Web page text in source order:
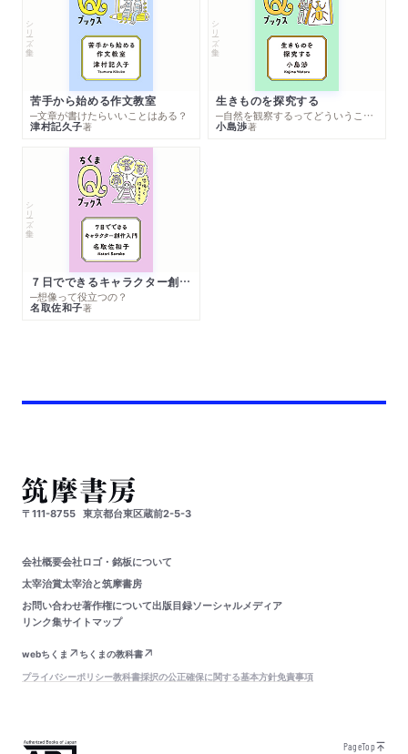
シリーズ・全集
苦手から始める作文教室
─文章が書けたらいいことはある？
津村記久子著
シリーズ・全集
生きものを探究する
─自然を観察するってどういうこと？
小島渉著
シリーズ・全集
７日でできるキャラクター創作入門
─想像って役立つの？
名取佐和子著
〒111-8755 東京都台東区蔵前2-5-3
会社概要会社ロゴ・銘板について
太宰治賞太宰治と筑摩書房
お問い合わせ著作権について出版目録ソーシャルメディア
リンク集サイトマップ
webちくま
ちくまの教科書
プライバシーポリシー教科書採択の公正確保に関する基本方針免責事項
PageTop